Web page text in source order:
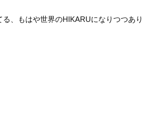
、もはや世界のHIKARUになりつつあり